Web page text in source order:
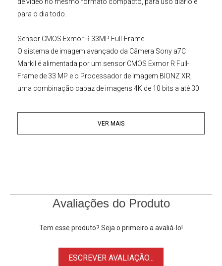
para o dia todo.
Sensor CMOS Exmor R 33MP Full-Frame
O sistema de imagem avançado da Câmera Sony a7C
MarkII
é alimentada por um sensor CMOS Exmor R Full-
Frame de 33 MP e o Processador de Imagem BIONZ XR,
uma combinação capaz de imagens 4K de 10 bits a até 30
com AF e AE usando obturador mecânico ou eletrônico. A
introdução da estrutura retroiluminada no sensor da
Junto com seu poderoso sensor e processador, oCâmera
de vídeo para criadores de conteúdo e videomakers do dia a
VER MAIS
Avaliações do Produto
Tem esse produto? Seja o primeiro a avaliá-lo!
ESCREVER AVALIAÇÃO...